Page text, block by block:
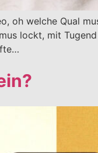
oh welche Qual
lockt, mit